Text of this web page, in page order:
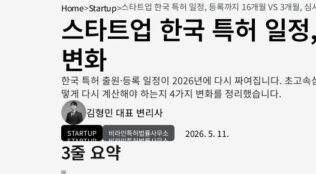
Home>Startup>스타트업 한국 특허 일정, 등록까지 16개월 VS 3개월, 심
스타트업 한국 특허 일
변화
한국 특허 출원·등록 일정이 2026년에 다시 짜여집니다. 초고
떻게 다시 계산해야 하는지 4가지 변화를 정리했습니다.
김형민 대표 변리사
STARTUP
STARTUP
비라인특허법률사무소
비라인특허법률사무소
2026. 5. 11.
3줄 요약